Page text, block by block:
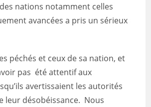
nations notamment celles
avancées a pris un sérieux
péchés et ceux de sa nation, et
pas été attentif aux
avertissaient les autorités
leur désobéissance. Nous